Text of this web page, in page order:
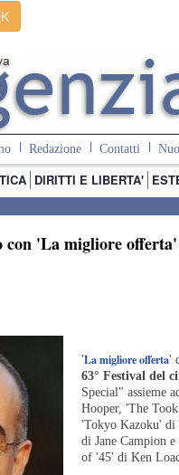
Redazione Contatti
DIRITTI E LIBERTA'
con 'La migliore offerta'
'La migliore offerta'
63° Festival del
Special" assieme
Hooper, 'The
'Tokyo Kazoku' di
di Jane Campion
of '45' di Ken